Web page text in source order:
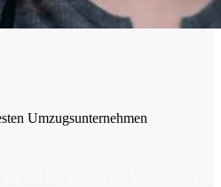
Umzugsunternehmen